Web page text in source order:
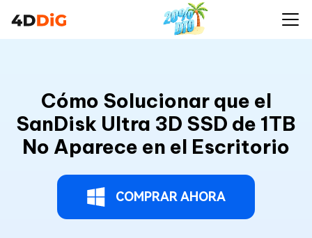
Cómo Solucionar que el
SanDisk Ultra 3D SSD de 1TB
No Aparece en el Escritorio
COMPRAR AHORA